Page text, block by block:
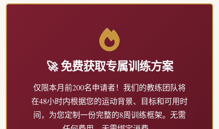
🚀 免费获取专属训练方案
仅限本月前200名申请者！我们的教练团队将
在48小时内根据您的运动背景、目标和可用时
间，为您定制一份完整的8周训练框架。无需